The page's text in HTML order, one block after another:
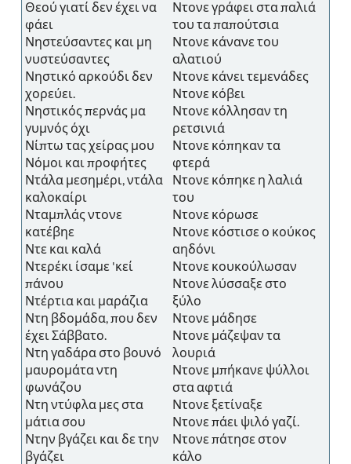
Θεού γιατί δεν έχει να
φάει
Νηστεύσαντες και μη
νυστεύσαντες
Νηστικό αρκούδι δεν
χορεύει.
Νηστικός περνάς μα
γυμνός όχι
Νίπτω τας χείρας μου
Νόμοι και προφήτες
Ντάλα μεσημέρι, ντάλα
καλοκαίρι
Νταμπλάς ντονε
κατέβηε
Ντε και καλά
Ντερέκι ίσαμε 'κεί
πάνου
Ντέρτια και μαράζια
Ντη βδομάδα, που δεν
έχει Σάββατο.
Ντη γαδάρα στο βουνό
μαυρομάτα ντη
φωνάζου
Ντη ντύφλα μες στα
μάτια σου
Ντην βγάζει και δε την
βγάζει
Ντονε γράφει στα παλιά
του τα παπούτσια
Ντονε κάνανε του
αλατιού
Ντονε κάνει τεμενάδες
Ντονε κόβει
Ντονε κόλλησαν τη
ρετσινιά
Ντονε κόπηκαν τα
φτερά
Ντονε κόπηκε η λαλιά
του
Ντονε κόρωσε
Ντονε κόστισε ο κούκος
αηδόνι
Ντονε κουκούλωσαν
Ντονε λύσσαξε στο
ξύλο
Ντονε μάδησε
Ντονε μάζεψαν τα
λουριά
Ντονε μπήκανε ψύλλοι
στα αφτιά
Ντονε ξετίναξε
Ντονε πάει ψιλό γαζί.
Ντονε πάτησε στον
κάλο